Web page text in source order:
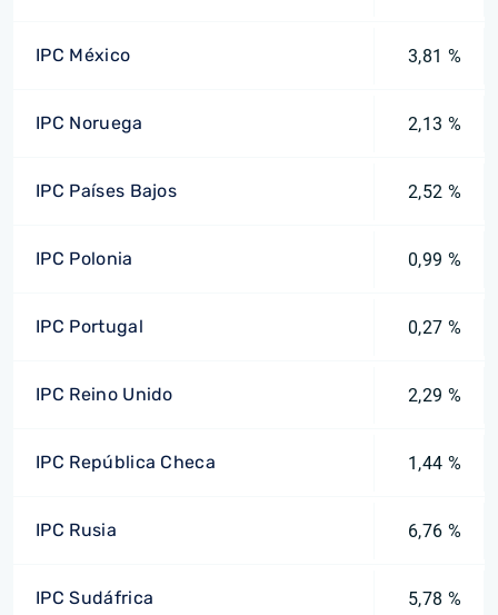
IPC México 3,81 %
IPC Noruega 2,13 %
IPC Países Bajos 2,52 %
IPC Polonia 0,99 %
IPC Portugal 0,27 %
IPC Reino Unido 2,29 %
IPC República Checa 1,44 %
IPC Rusia 6,76 %
IPC Sudáfrica 5,78 %